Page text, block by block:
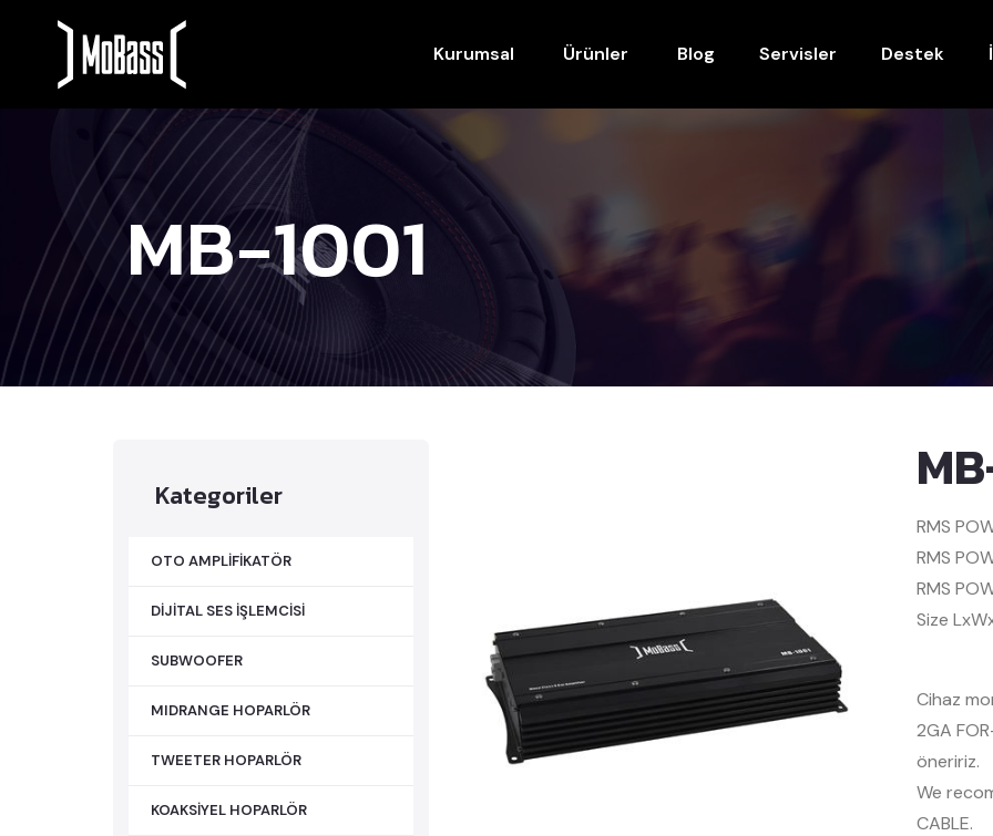
Kurumsal Ürünler Blog Servisler Destek
MB-1001
Kategoriler
OTO AMPLİFİKATÖR
DİJİTAL SES İŞLEMCİSİ
SUBWOOFER
MIDRANGE HOPARLÖR
TWEETER HOPARLÖR
KOAKSİYEL HOPARLÖR
RMS
RMS
RMS
Size
Cihaz
2GA
öneririz.
We
CABLE.